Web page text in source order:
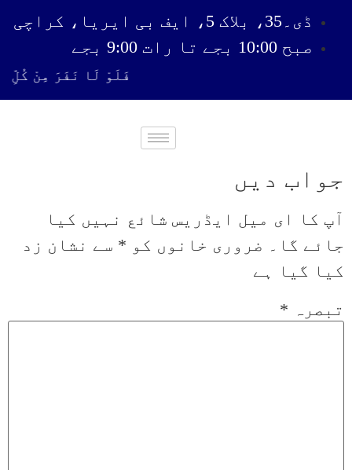
ڈی۔35، بلاک 5، ایف بی ایریا، کراچی
صبح 10:00 بجے تا رات 9:00 بجے
فَلَوْ لَا نَفَرَ مِنْ كُلِّ
جواب دیں
آپ کا ای میل ایڈریس شائع نہیں کیا
جائے گا۔ ضروری خانوں کو * سے نشان زد
کیا گیا ہے
تبصرہ *